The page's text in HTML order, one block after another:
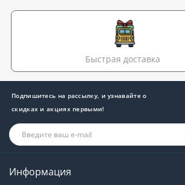
Быстрая доставка
Подпишитесь на рассылку, и узнавайте о
скидках и акциях первыми!
Информация